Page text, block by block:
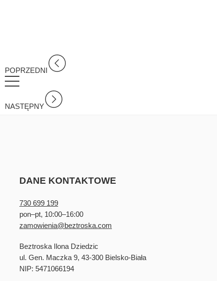
POPRZEDNI
NASTĘPNY
DANE KONTAKTOWE
730 699 199
pon–pt, 10:00–16:00
zamowienia@beztroska.com
Beztroska Ilona Dziedzic
ul. Gen. Maczka 9, 43-300 Bielsko-Biała
NIP: 5471066194